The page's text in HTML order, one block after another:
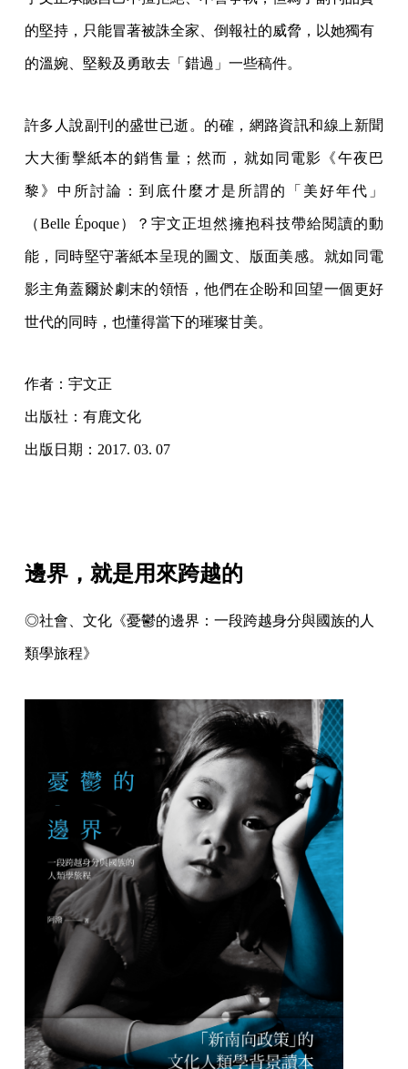
的堅持，只能冒著被誅全家、倒報社的威脅，以她獨有
的溫婉、堅毅及勇敢去「錯過」一些稿件。
許多人說副刊的盛世已逝。的確，網路資訊和線上新聞
大大衝擊紙本的銷售量；然而，就如同電影《午夜巴
黎》中所討論：到底什麼才是所謂的「美好年代」
（Belle Époque）？宇文正坦然擁抱科技帶給閱讀的動
能，同時堅守著紙本呈現的圖文、版面美感。就如同電
影主角蓋爾於劇末的領悟，他們在企盼和回望一個更好
世代的同時，也懂得當下的璀璨甘美。
作者：宇文正
出版社：有鹿文化
出版日期：2017. 03. 07
邊界，就是用來跨越的
◎社會、文化《憂鬱的邊界：一段跨越身分與國族的人
類學旅程》